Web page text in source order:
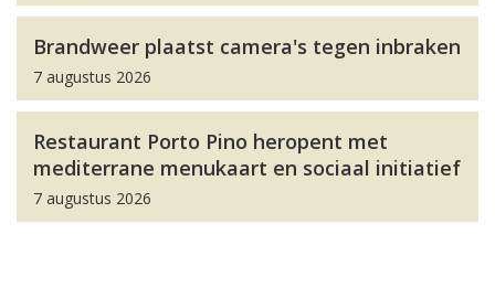
Brandweer plaatst camera's tegen inbraken
7 augustus 2026
Restaurant Porto Pino heropent met
mediterrane menukaart en sociaal initiatief
7 augustus 2026